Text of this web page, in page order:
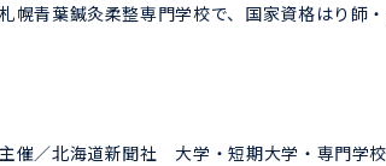
札幌青葉鍼灸柔整専門学校で、国家資格はり師
主催／北海道新聞社 大学・短期大学・専門学